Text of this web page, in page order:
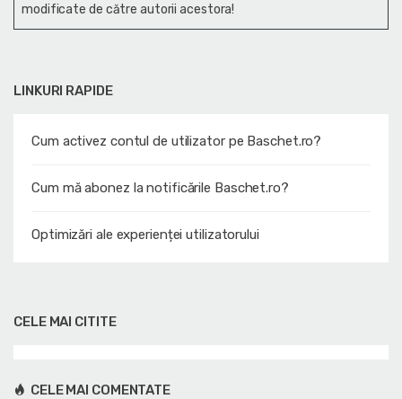
LINKURI RAPIDE
Cum activez contul de utilizator pe Baschet.ro?
Cum mă abonez la notificările Baschet.ro?
Optimizări ale experienței utilizatorului
modificate de către autorii acestora!
CELE MAI CITITE
CELE MAI COMENTATE